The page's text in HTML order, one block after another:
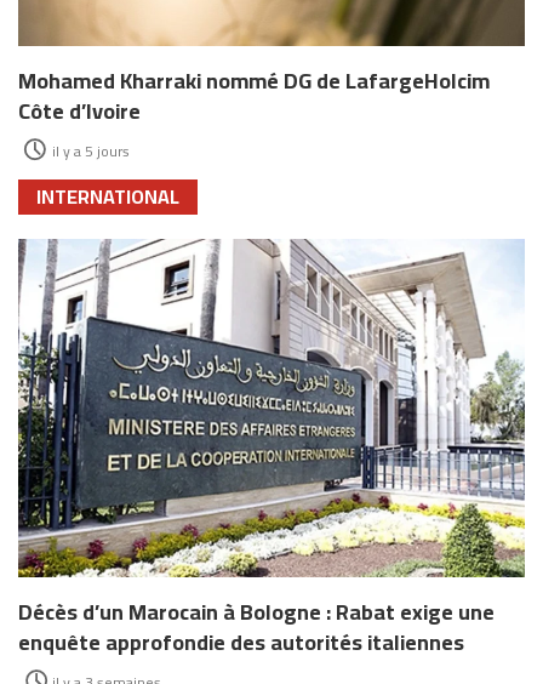
Mohamed Kharraki nommé DG de LafargeHolcim
Côte d’Ivoire
il y a 5 jours
INTERNATIONAL
Décès d’un Marocain à Bologne : Rabat exige une
enquête approfondie des autorités italiennes